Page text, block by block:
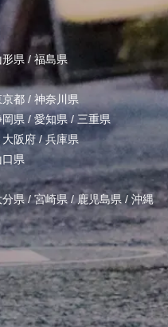
形県/ 福島県
京都 / 神奈川県
岡県 / 愛知県 / 三重県
大阪府 /兵庫県
口県
分県/宮崎県 /鹿児島県 / 沖縄